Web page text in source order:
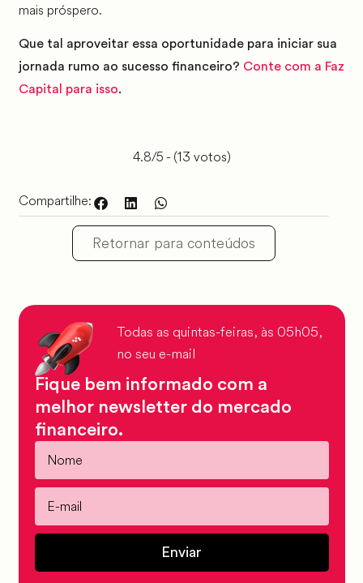
mais próspero.
Que tal aproveitar essa oportunidade para iniciar sua
jornada rumo ao sucesso financeiro? Conte com a Faz
Capital para isso.
4.8/5 - (13 votos)
Compartilhe:
Retornar para conteúdos
Todas as quintas-feiras, às 05h05,
no seu e-mail
Fique bem informado com a
melhor newsletter do mercado
financeiro.
Enviar